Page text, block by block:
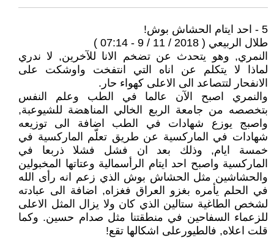
5 - احد ايتام الحشاش بوش!
طلال الربيعي ( 2018 / 11 / 9 - 07:14 )
النمري, وهو يتحدث عن تضخم الانا للآخرين, لا ندري
لماذا لا يتكلم عن اناه التي انتفخت واوشكت على
الانفحار لتتصاعد الى الاعلى كهواء حار.
والنمري اصبح الآن عالما في الطب وعلم النفس
بتخصصه من جامعة الربع الخالي المناهضة للشيوعبة,
واصبج يوزع شهادات في الطب اضافة الى توزيعه
شهادات في الماركسية عن طريق تعلّم الماركسية في
خمسة ايام, وذلك بعد ان فشل فشلا ذربعا في
الماركسية واصبح احد ايتام الرأسمالية وعتاتها المخبولين
والحشاشين مثل الحشاش بوش الذي زعم انه رأى الله
في الحلم يأمره بغزو العراق فغزاه, اضافة الى عبادته
لشخص الطاغية ستالين الذي كان ولا يزال المثل الاعلى
للزعماء السفاحين في منطقتنا مثل صدام حسين. وكما
قلت اعلاه, فالطيورعلى اشكالها تقع!